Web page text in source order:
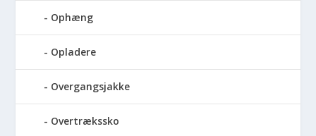
Ophæng
Opladere
Overgangsjakke
Overtrækssko